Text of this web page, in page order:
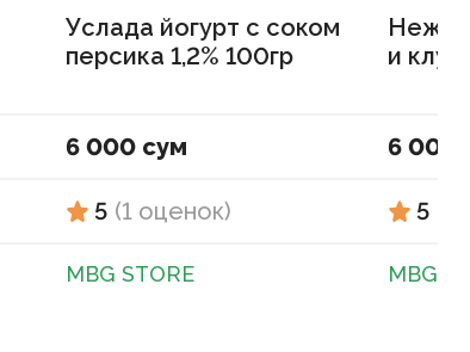
Услада йогурт с соком
персика 1,2% 100гр
6 000 сум
5 (1 оценок)
MBG STORE
и
6 000
5
MBG